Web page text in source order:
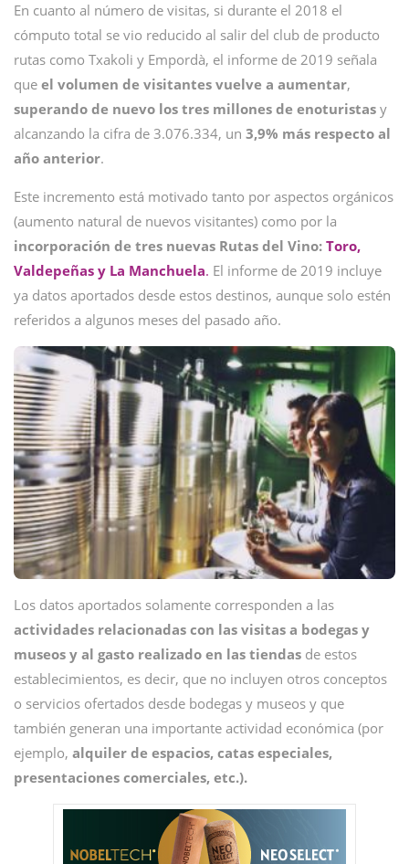
En cuanto al número de visitas, si durante el 2018 el
cómputo total se vio reducido al salir del club de producto
rutas como Txakoli y Empordà, el informe de 2019 señala
que el volumen de visitantes vuelve a aumentar,
superando de nuevo los tres millones de enoturistas y
alcanzando la cifra de 3.076.334, un 3,9% más respecto al
año anterior.
Este incremento está motivado tanto por aspectos orgánicos
(aumento natural de nuevos visitantes) como por la
incorporación de tres nuevas Rutas del Vino: Toro,
Valdepeñas y La Manchuela. El informe de 2019 incluye
ya datos aportados desde estos destinos, aunque solo estén
referidos a algunos meses del pasado año.
Los datos aportados solamente corresponden a las
actividades relacionadas con las visitas a bodegas y
museos y al gasto realizado en las tiendas de estos
establecimientos, es decir, que no incluyen otros conceptos
o servicios ofertados desde bodegas y museos y que
también generan una importante actividad económica (por
ejemplo, alquiler de espacios, catas especiales,
presentaciones comerciales, etc.).